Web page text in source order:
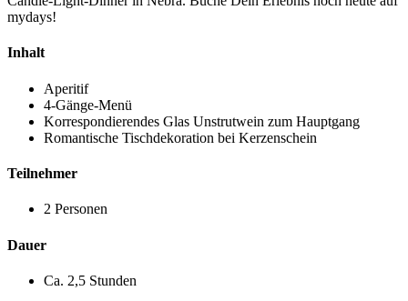
mydays!
Inhalt
Aperitif
4-Gänge-Menü
Korrespondierendes Glas Unstrutwein zum Hauptgang
Romantische Tischdekoration bei Kerzenschein
Teilnehmer
2 Personen
Dauer
Ca. 2,5 Stunden